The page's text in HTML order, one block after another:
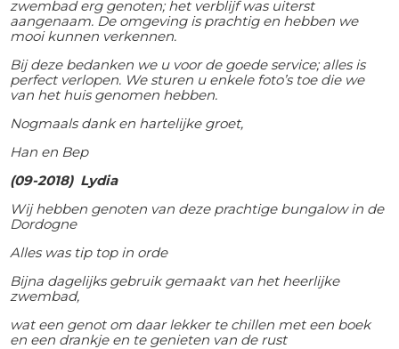
zwembad erg genoten; het verblijf was uiterst
aangenaam. De omgeving is prachtig en hebben we
mooi kunnen verkennen.
Bij deze bedanken we u voor de goede service; alles is
perfect verlopen. We sturen u enkele foto’s toe die we
van het huis genomen hebben.
Nogmaals dank en hartelijke groet,
Han en Bep
(09-2018) Lydia
Wij hebben genoten van deze prachtige bungalow in de
Dordogne
Alles was tip top in orde
Bijna dagelijks gebruik gemaakt van het heerlijke
zwembad,
wat een genot om daar lekker te chillen met een boek
en een drankje en te genieten van de rust